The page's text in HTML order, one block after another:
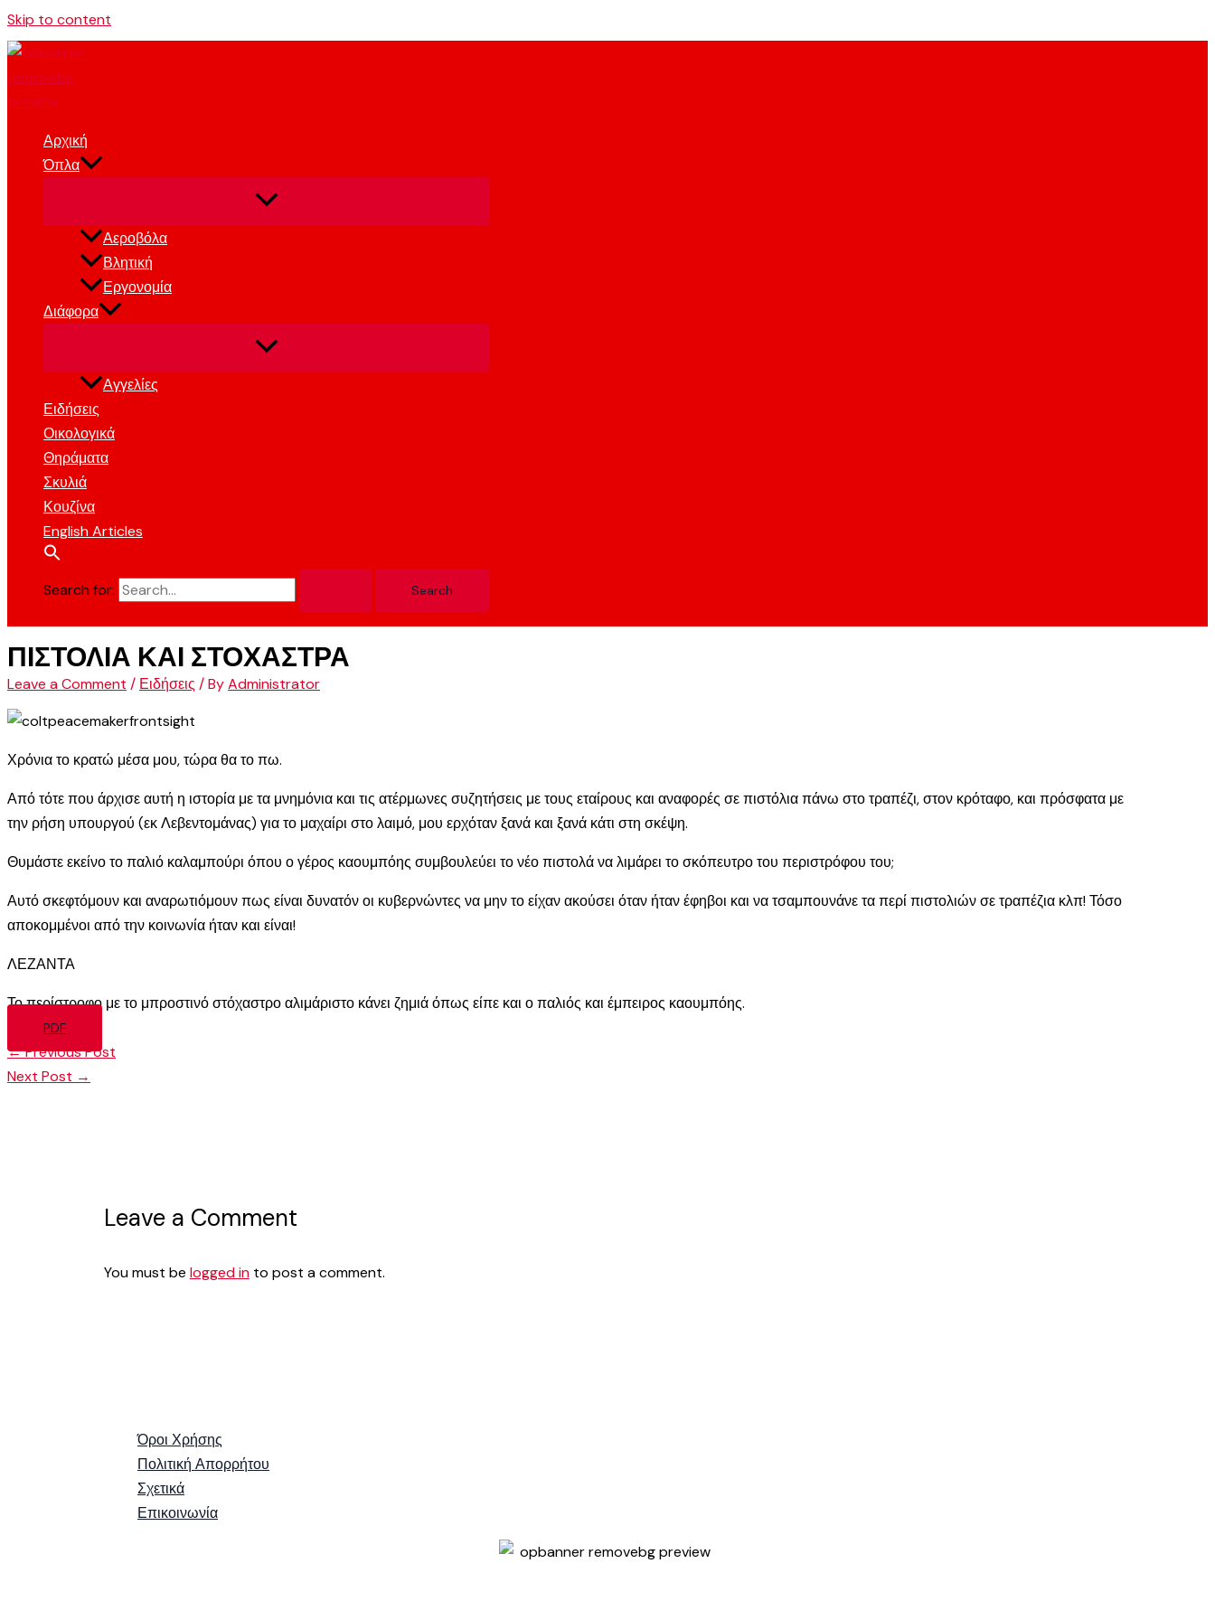
Skip to content
Αρχική
Όπλα
Αεροβόλα
Βλητική
Εργονομία
Διάφορα
Αγγελίες
Ειδήσεις
Οικολογικά
Θηράματα
Σκυλιά
Κουζίνα
English Articles
Search for:
ΠΙΣΤΟΛΙΑ ΚΑΙ ΣΤΟΧΑΣΤΡΑ
Leave a Comment / Ειδήσεις / ByAdministrator
Χρόνια το κρατώ μέσα μου, τώρα θα το πω.
Από τότε που άρχισε αυτή η ιστορία με τα μνημόνια και τις ατέρμωνες συζητήσεις με τους εταίρους και αναφορές σε πιστόλια πάνω στο τραπέζι, στον κρόταφο, και πρόσφατα με
την ρήση υπουργού (εκ Λεβεντομάνας) για το μαχαίρι στο λαιμό, μου ερχόταν ξανά και ξανά κάτι στη σκέψη.
Θυμάστε εκείνο το παλιό καλαμπούρι όπου ο γέρος καουμπόης συμβουλεύει το νέο πιστολά να λιμάρει το σκόπευτρο του περιστρόφου του;
Αυτό σκεφτόμουν και αναρωτιόμουν πως είναι δυνατόν οι κυβερνώντες να μην το είχαν ακούσει όταν ήταν έφηβοι και να τσαμπουνάνε τα περί πιστολιών σε τραπέζια κλπ! Τόσο
αποκομμένοι από την κοινωνία ήταν και είναι!
ΛΕΖΑΝΤΑ
Το περίστροφο με το μπροστινό στόχαστρο αλιμάριστο κάνει ζημιά όπως είπε και ο παλιός και έμπειρος καουμπόης.
PDF
←Previous Post
Next Post →
Leave a Comment
You must be logged into post a comment.
Όροι Χρήσης
Πολιτική Απορρήτου
Σχετικά
Επικοινωνία